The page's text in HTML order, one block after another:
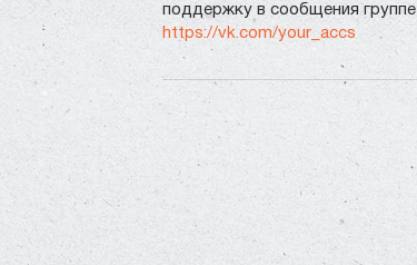
поддержку в сообщения группе
https://vk.com/your_accs